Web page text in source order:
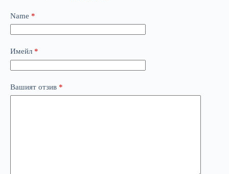
Name *
Имейл *
Вашият отзив *